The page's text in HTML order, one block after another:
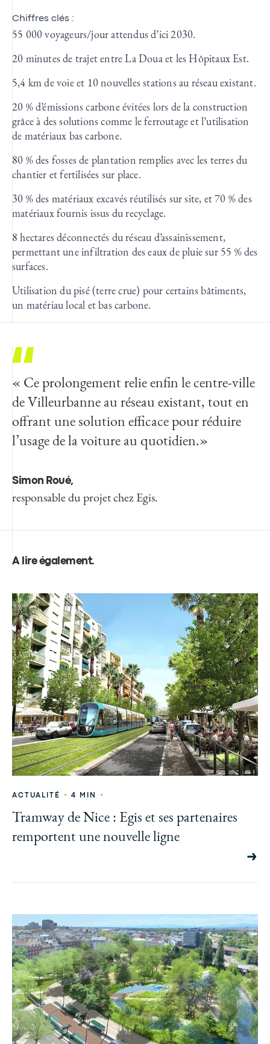
Chiffres clés :
55 000 voyageurs/jour attendus d’ici 2030.
20 minutes de trajet entre La Doua et les Hôpitaux Est.
5,4 km de voie et 10 nouvelles stations au réseau existant.
20 % d’émissions carbone évitées lors de la construction
grâce à des solutions comme le ferroutage et l’utilisation
de matériaux bas carbone.
80 % des fosses de plantation remplies avec les terres du
chantier et fertilisées sur place.
30 % des matériaux excavés réutilisés sur site, et 70 % des
matériaux fournis issus du recyclage.
8 hectares déconnectés du réseau d’assainissement,
permettant une infiltration des eaux de pluie sur 55 % des
surfaces.
Utilisation du pisé (terre crue) pour certains bâtiments,
un matériau local et bas carbone.
« Ce prolongement relie enfin le centre-ville
de Villeurbanne au réseau existant, tout en
offrant une solution efficace pour réduire
l’usage de la voiture au quotidien.»
Simon Roué,
responsable du projet chez Egis.
A lire également.
ACTUALITÉ • 4 MIN •
Tramway de Nice : Egis et ses partenaires
remportent une nouvelle ligne